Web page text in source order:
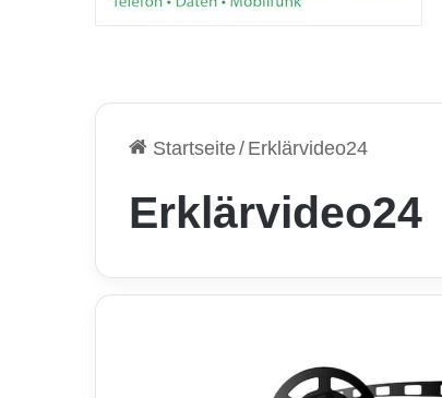
Startseite/ Erklärvideo24
Erklärvideo24